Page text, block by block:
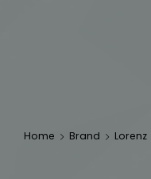
Home Brand Lorenz